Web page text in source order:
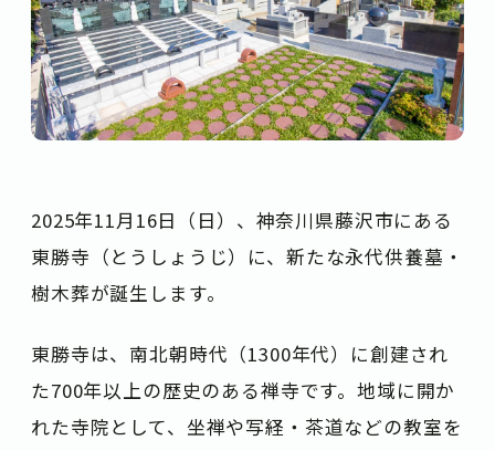
2025年11月16日（日）、神奈川県藤沢市にある
東勝寺（とうしょうじ）に、新たな永代供養墓・
樹木葬が誕生します。
東勝寺は、南北朝時代（1300年代）に創建され
た700年以上の歴史のある禅寺です。地域に開か
れた寺院として、坐禅や写経・茶道などの教室を